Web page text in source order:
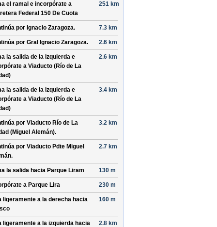
el ramal e incorpórate a
Federal 150 De Cuota
251 km
por Ignacio Zaragoza. 7.3 km
por Gral Ignacio Zaragoza. 2.6 km
la salida de la izquierda e
a Viaducto (Río de La
2.6 km
la salida de la izquierda e
a Viaducto (Río de La
3.4 km
por Viaducto Río de La
(Miguel Alemán).
3.2 km
por Viaducto Pdte Miguel
.
2.7 km
la salida hacia Parque Liram 130 m
a Parque Lira 230 m
ligeramente a la derecha hacia
160 m
ligeramente a la izquierda hacia 2.8 km